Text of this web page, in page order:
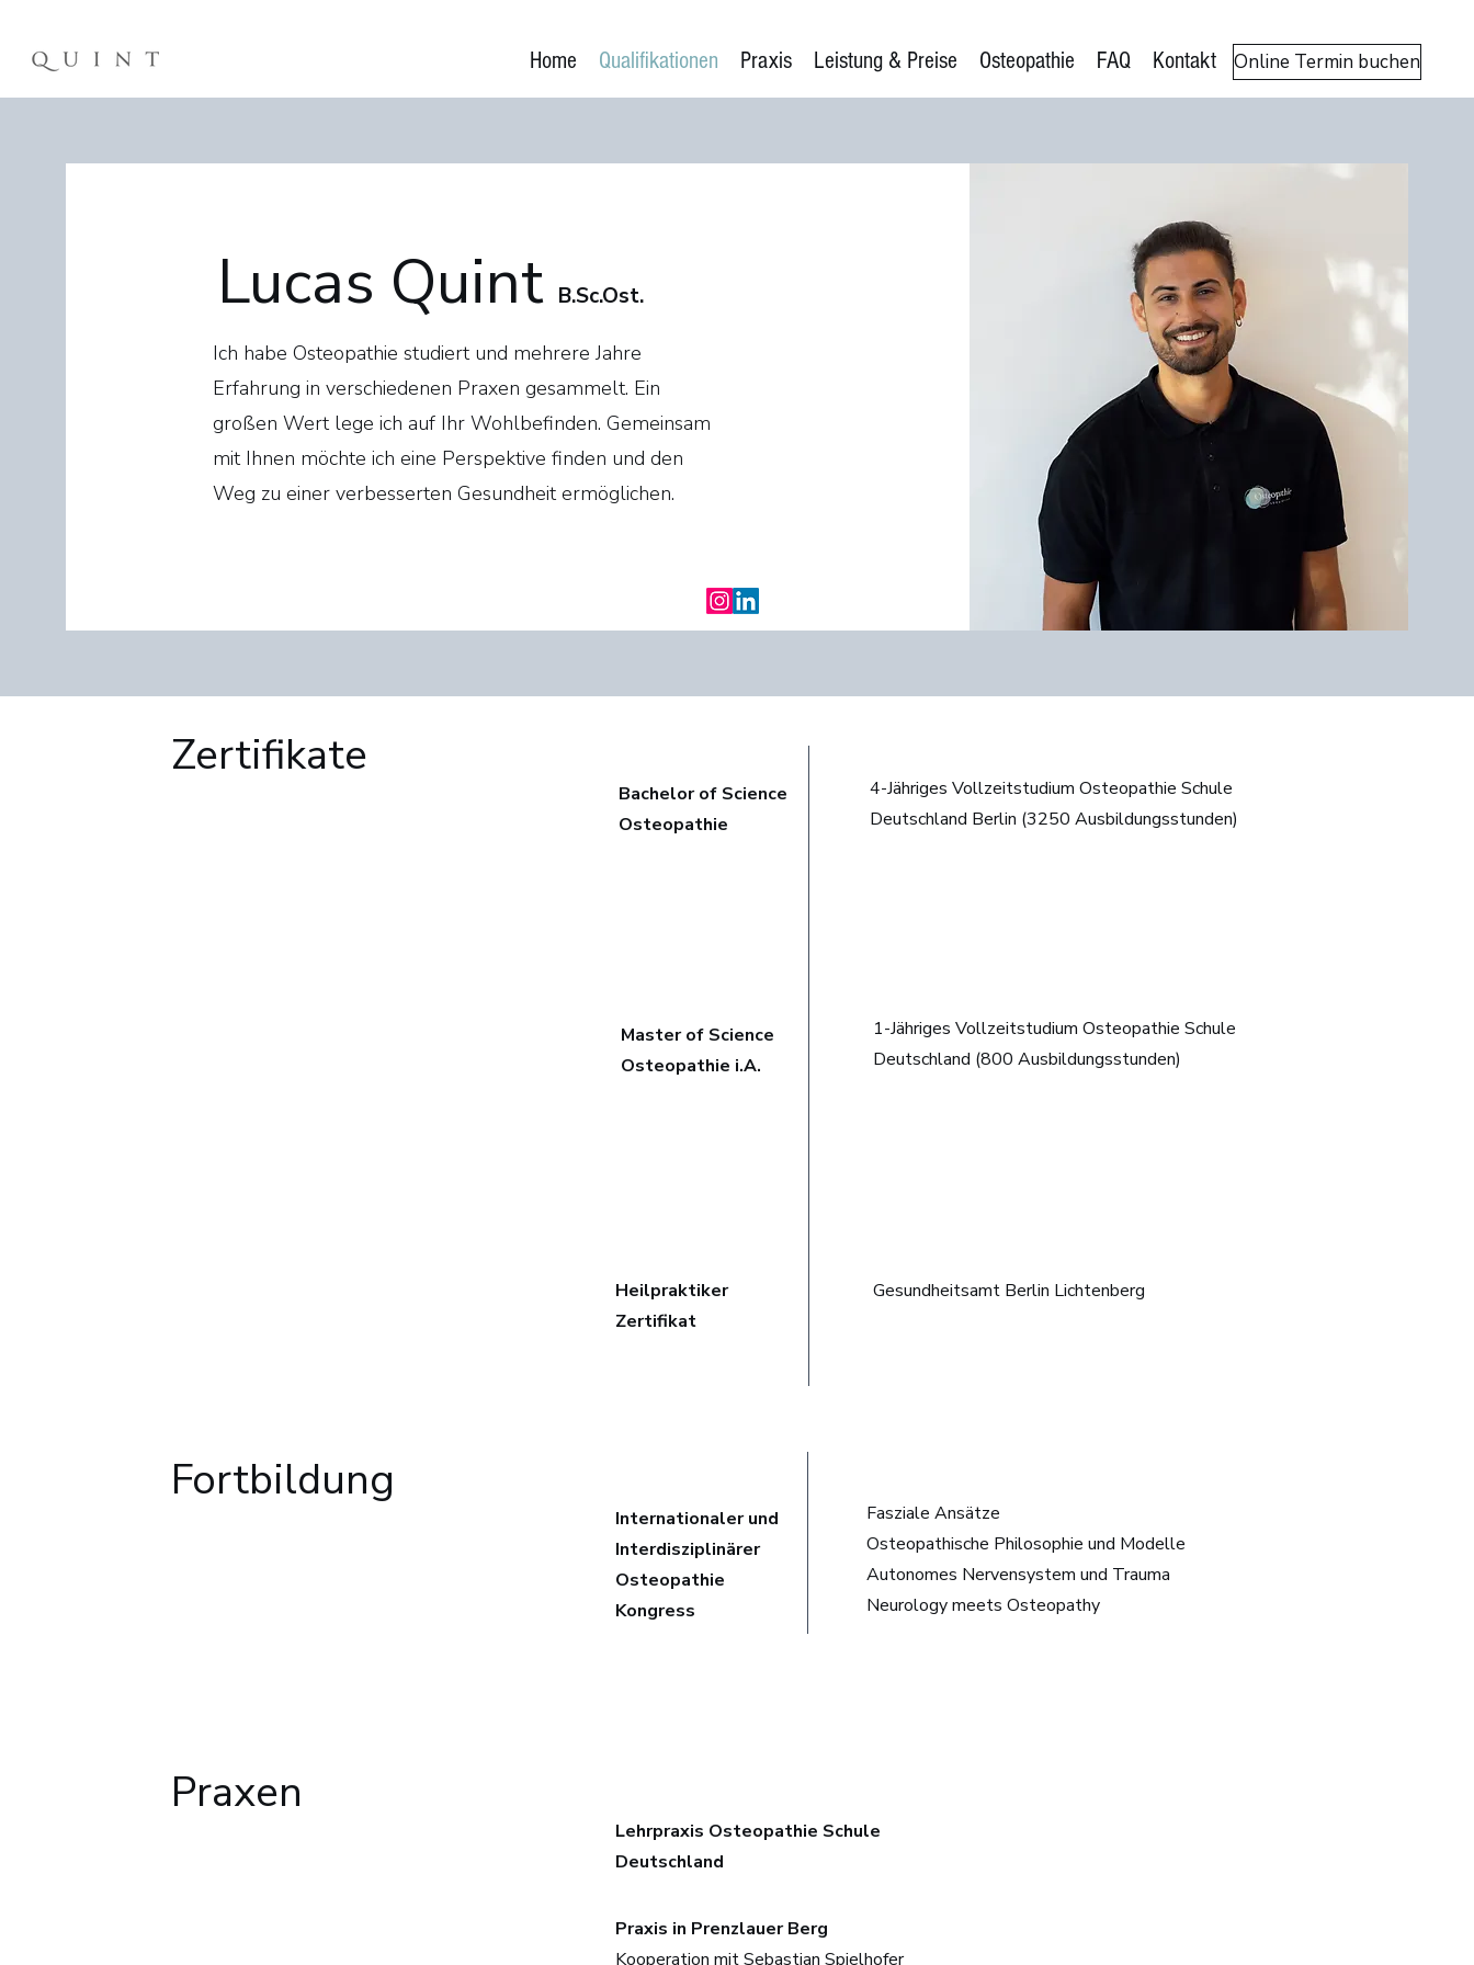
Home Qualifikationen Praxis Leistung & Preise Osteopathie FAQ Kontakt Online Termin buchen
Lucas Quint B.Sc.Ost.
My name is Alexa Young
Ich habe Osteopathie studiert und mehrere Jahre
Erfahrung in verschiedenen Praxen gesammelt. Ein
großen Wert lege ich auf Ihr Wohlbefinden. Gemeinsam
mit Ihnen möchte ich eine Perspektive finden und den
Weg zu einer verbesserten Gesundheit ermöglichen.
Zertifikate
Bachelor of Science
Osteopathie
4-Jähriges Vollzeitstudium Osteopathie Schule
Deutschland Berlin (3250 Ausbildungsstunden)
Master of Science
Osteopathie i.A.
1-Jähriges Vollzeitstudium Osteopathie Schule
Deutschland (800 Ausbildungsstunden)
Heilpraktiker
Zertifikat
Gesundheitsamt Berlin Lichtenberg
Fortbildung
Internationaler und
Interdisziplinärer
Osteopathie
Kongress
Fasziale Ansätze
Osteopathische Philosophie und Modelle
Autonomes Nervensystem und Trauma
Neurology meets Osteopathy
Praxen
Lehrpraxis Osteopathie Schule
Deutschland
Praxis in Prenzlauer Berg
Kooperation mitSebastian Spielhofer